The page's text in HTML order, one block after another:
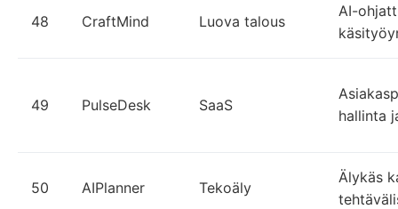
48 CraftMind Luova talous
AI-
49 PulseDesk SaaS
hallinta
50 AIPlanner Tekoäly
Älykäs